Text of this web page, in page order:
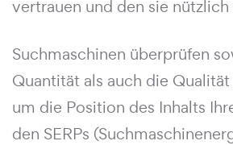
vertrauen und den sie nützlich
Suchmaschinen überprüfen
Quantität als auch die
um die Position des Inhalts
den SERPs